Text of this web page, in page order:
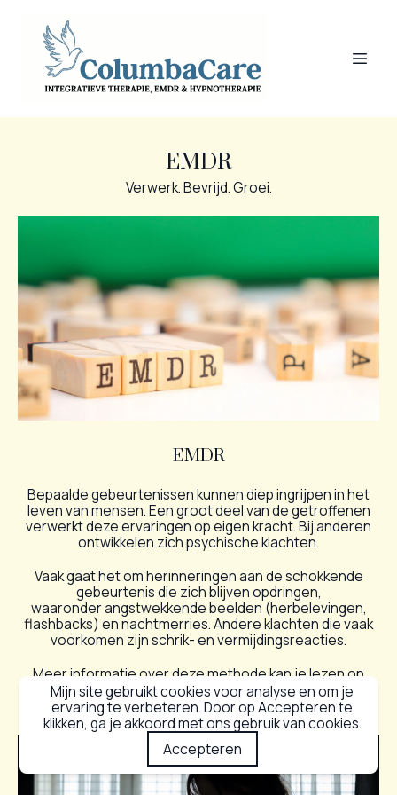
EMDR
Verwerk. Bevrijd. Groei.
EMDR
Bepaalde gebeurtenissen kunnen diep ingrijpen in het
leven van mensen. Een groot deel van de getroffenen
verwerkt deze ervaringen op eigen kracht. Bij anderen
ontwikkelen zich psychische klachten.
Vaak gaat het om herinneringen aan de schokkende
gebeurtenis die zich blijven opdringen,
waaronder angstwekkende beelden (herbelevingen,
flashbacks) en nachtmerries. Andere klachten die vaak
voorkomen zijn schrik- en vermijdingsreacties.
Meer informatie over deze methode kan je lezen op
deze website:emdr.nl– Eerste keuze behandeling om
nare ervaringen te verwerken.
Mijn site gebruikt cookies voor analyse en om je
ervaring te verbeteren. Door op Accepteren te
klikken, ga je akkoord met ons gebruik van cookies.
Accepteren